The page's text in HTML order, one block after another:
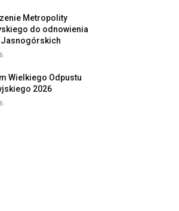
Metropolity
do odnowienia
Jasnogórskich
Wielkiego Odpustu
2026